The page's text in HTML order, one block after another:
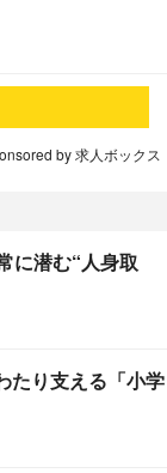
by 求人ボックス
に潜む“人身取
たり支える「小学